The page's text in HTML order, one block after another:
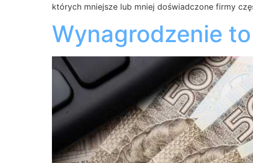
których mniejsze lub mniej doświadczone firmy
Wynagrodzenie